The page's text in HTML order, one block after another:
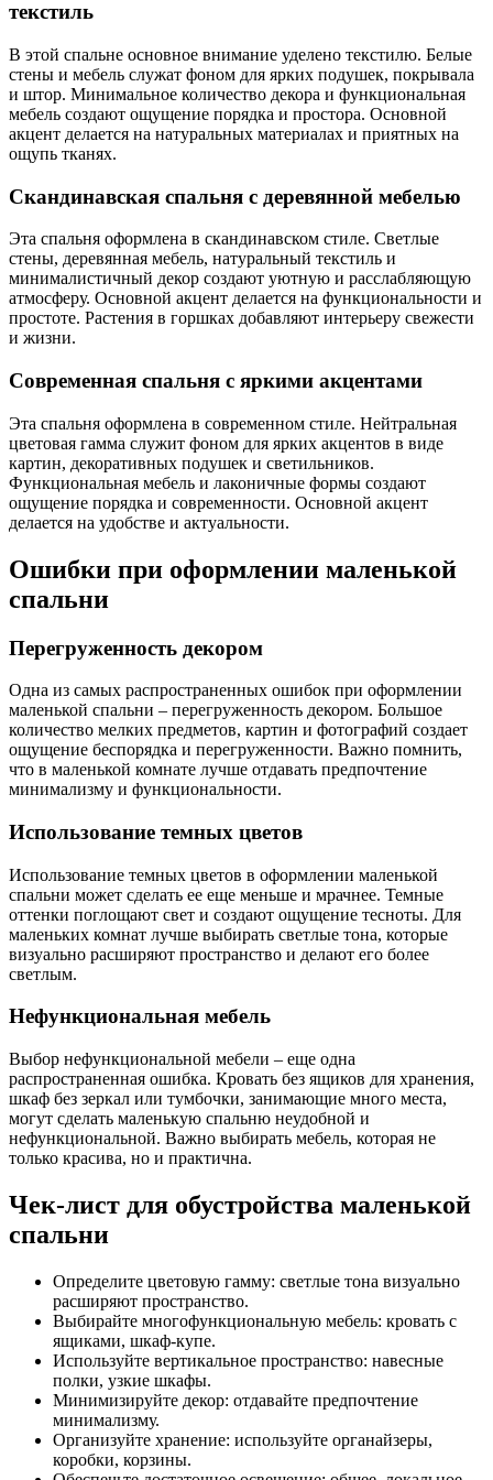
текстиль
В этой спальне основное внимание уделено текстилю. Белые
стены и мебель служат фоном для ярких подушек, покрывала
и штор. Минимальное количество декора и функциональная
мебель создают ощущение порядка и простора. Основной
акцент делается на натуральных материалах и приятных на
ощупь тканях.
Скандинавская спальня с деревянной мебелью
Эта спальня оформлена в скандинавском стиле. Светлые
стены, деревянная мебель, натуральный текстиль и
минималистичный декор создают уютную и расслабляющую
атмосферу. Основной акцент делается на функциональности и
простоте. Растения в горшках добавляют интерьеру свежести
и жизни.
Современная спальня с яркими акцентами
Эта спальня оформлена в современном стиле. Нейтральная
цветовая гамма служит фоном для ярких акцентов в виде
картин, декоративных подушек и светильников.
Функциональная мебель и лаконичные формы создают
ощущение порядка и современности. Основной акцент
делается на удобстве и актуальности.
Ошибки при оформлении маленькой
спальни
Перегруженность декором
Одна из самых распространенных ошибок при оформлении
маленькой спальни – перегруженность декором. Большое
количество мелких предметов, картин и фотографий создает
ощущение беспорядка и перегруженности. Важно помнить,
что в маленькой комнате лучше отдавать предпочтение
минимализму и функциональности.
Использование темных цветов
Использование темных цветов в оформлении маленькой
спальни может сделать ее еще меньше и мрачнее. Темные
оттенки поглощают свет и создают ощущение тесноты. Для
маленьких комнат лучше выбирать светлые тона, которые
визуально расширяют пространство и делают его более
светлым.
Нефункциональная мебель
Выбор нефункциональной мебели – еще одна
распространенная ошибка. Кровать без ящиков для хранения,
шкаф без зеркал или тумбочки, занимающие много места,
могут сделать маленькую спальню неудобной и
нефункциональной. Важно выбирать мебель, которая не
только красива, но и практична.
Чек-лист для обустройства маленькой
спальни
Определите цветовую гамму: светлые тона визуально
расширяют пространство.
Выбирайте многофункциональную мебель: кровать с
ящиками, шкаф-купе.
Используйте вертикальное пространство: навесные
полки, узкие шкафы.
Минимизируйте декор: отдавайте предпочтение
минимализму.
Организуйте хранение: используйте органайзеры,
коробки, корзины.